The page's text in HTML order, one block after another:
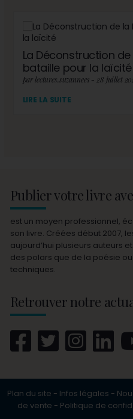
La Déconstruction de
bataille pour la laïcité
par lectures.suzannees - 28
LIRE LA SUITE
Publier votre livre
est un moyen professionnel,
son livre. Créées début 2007,
aujourd’hui plusieurs auteurs
des polars que de la poésie
techniques.
Retrouver notre
Plan du site - Infos légales -
de vente - Politique de